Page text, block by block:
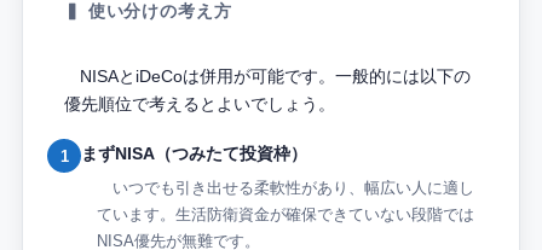
▍ 使い分けの考え方
NISAとiDeCoは併用が可能です。一般的には以下の
優先順位で考えるとよいでしょう。
1
まずNISA（つみたて投資枠）
いつでも引き出せる柔軟性があり、幅広い人に適し
ています。生活防衛資金が確保できていない段階では
NISA優先が無難です。